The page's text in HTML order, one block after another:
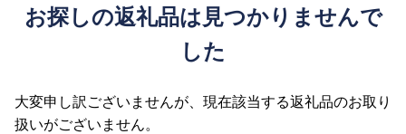
お探しの返礼品は見つかりませんで
した
大変申し訳ございませんが、現在該当する返礼品のお取り
扱いがございません。